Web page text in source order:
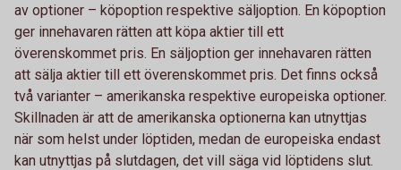
av optioner – köpoption respektive säljoption. En köpoption
ger innehavaren rätten att köpa aktier till ett
överenskommet pris. En säljoption ger innehavaren rätten
att sälja aktier till ett överenskommet pris. Det finns också
två varianter – amerikanska respektive europeiska optioner.
Skillnaden är att de amerikanska optionerna kan utnyttjas
när som helst under löptiden, medan de europeiska endast
kan utnyttjas på slutdagen, det vill säga vid löptidens slut.